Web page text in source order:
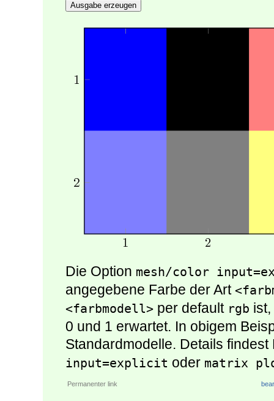
Ausgabe erzeugen
Die Option mesh/color
angegebene Farbe der Art
<farbmodell> per default rgb
0 und 1 erwartet. In obigem
Standardmodelle. Details
input=explicit oder matrix
Permanenter link